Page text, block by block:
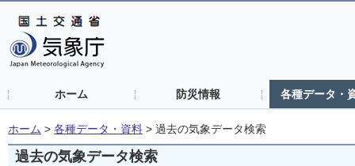
ホーム 防災情報 各種データ・
ホーム > 各種データ・資料 > 過去の気象データ検索
過去の気象データ検索